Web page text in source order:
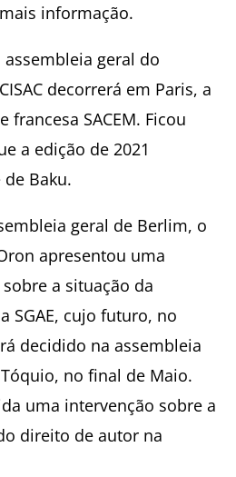
informação.
assembleia geral do
decorrerá em Paris, a
francesa SACEM. Ficou
a edição de 2021
Baku.
geral de Berlim, o
apresentou uma
a situação da
SGAE, cujo futuro, no
decidido na assembleia
no final de Maio.
uma intervenção sobre a
direito de autor na